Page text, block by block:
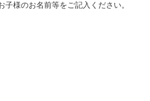
様のお名前等をご記入ください。